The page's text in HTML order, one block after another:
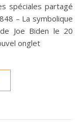
spéciales partagé
– La symbolique
Joe Biden le 20
onglet